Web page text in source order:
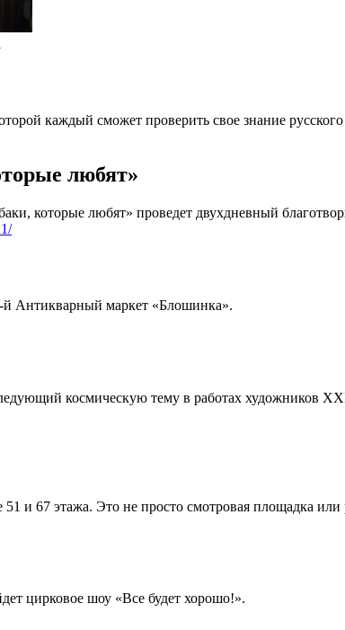
каждый сможет проверить свое знание русского
любят»
которые любят» проведет двухдневный
й Антикварный маркет «Блошинка».
космическую тему в работах художников
и 67 этажа. Это не просто смотровая площадка или
цирковое шоу «Все будет хорошо!».